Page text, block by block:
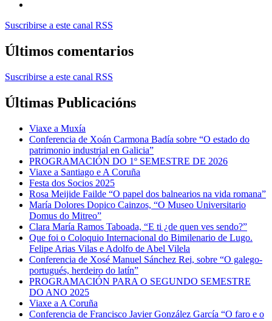
Suscribirse a este canal RSS
Últimos comentarios
Suscribirse a este canal RSS
Últimas Publicacións
Viaxe a Muxía
Conferencia de Xoán Carmona Badía sobre “O estado do
patrimonio industrial en Galicia”
PROGRAMACIÓN DO 1º SEMESTRE DE 2026
Viaxe a Santiago e A Coruña
Festa dos Socios 2025
Rosa Meijide Failde “O papel dos balnearios na vida romana”
María Dolores Dopico Cainzos, “O Museo Universitario
Domus do Mitreo”
Clara María Ramos Taboada, “E ti ¿de quen ves sendo?”
Que foi o Coloquio Internacional do Bimilenario de Lugo.
Felipe Arias Vilas e Adolfo de Abel Vilela
Conferencia de Xosé Manuel Sánchez Rei, sobre “O galego-
portugués, herdeiro do latín”
PROGRAMACIÓN PARA O SEGUNDO SEMESTRE
DO ANO 2025
Viaxe a A Coruña
Conferencia de Francisco Javier González García “O faro e o